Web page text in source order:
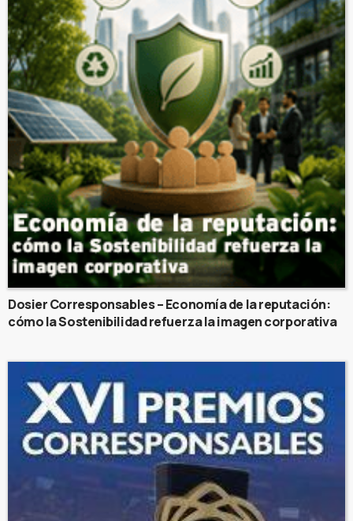
Dosier Corresponsables – Economía de la reputación:
cómo la Sostenibilidad refuerza la imagen corporativa